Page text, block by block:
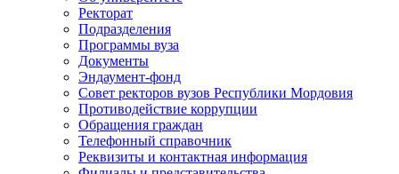
Ректорат
Подразделения
Программы вуза
Документы
Эндаумент-фонд
Совет ректоров вузов Республики Мордовия
Противодействие коррупции
Обращения граждан
Телефонный справочник
Реквизиты и контактная информация